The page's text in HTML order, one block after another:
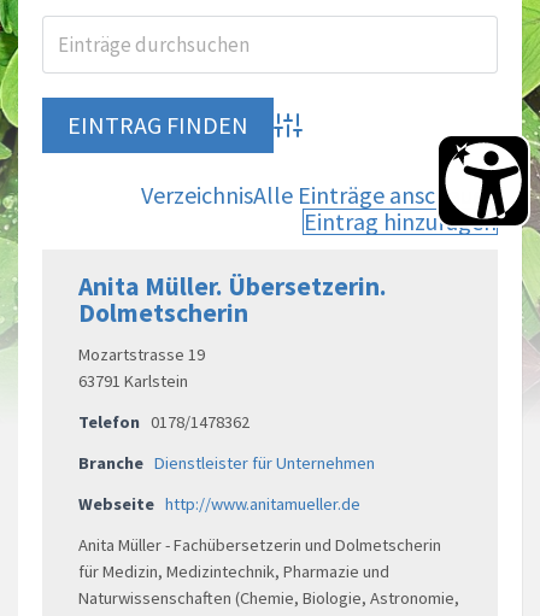
Advanced Search
VerzeichnisAlle Einträge anschauen
Eintrag hinzufügen
Anita Müller. Übersetzerin.
Dolmetscherin
Mozartstrasse 19
63791 Karlstein
Telefon 0178/1478362
Branche Dienstleister für Unternehmen
Webseite http://www.anitamueller.de
Anita Müller - Fachübersetzerin und Dolmetscherin
für Medizin, Medizintechnik, Pharmazie und
Naturwissenschaften (Chemie, Biologie, Astronomie,